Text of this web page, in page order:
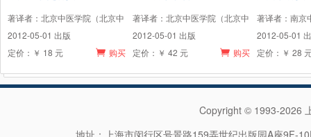
著译者：北京中医学院（北京中
2012-05-01 出版
购买
定价：￥ 18 元
著译者：北京中医学院（北京中
2012-05-01 出版
购买
定价：￥ 42 元
著译者：南京
2012-05-01
定价：￥ 28
Copyright © 1993-2026
地址：上海市闵行区号景路159弄世纪出版园A座